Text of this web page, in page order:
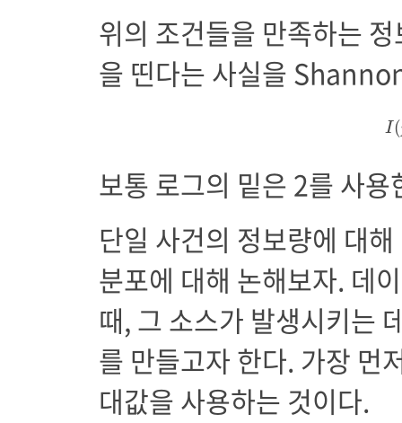
위의 조건들을 만족하는
을 띤다는 사실을
I (
보통 로그의 밑은 2를 사용
단일 사건의 정보량에 대
분포에 대해 논해보자. 데
때, 그 소스가 발생시키는
를 만들고자 한다. 가장 먼
대값을 사용하는 것이다.